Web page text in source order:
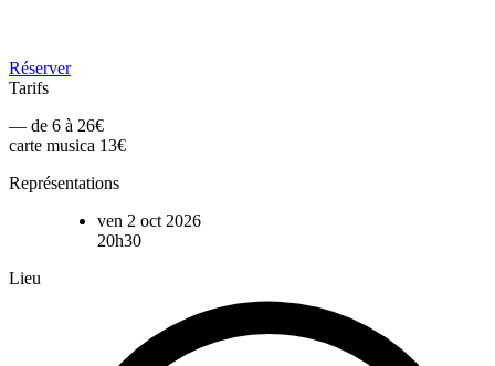
Réserver
Tarifs
— de 6 à 26€
carte musica 13€
Représentations
ven 2 oct 2026
20h30
Lieu